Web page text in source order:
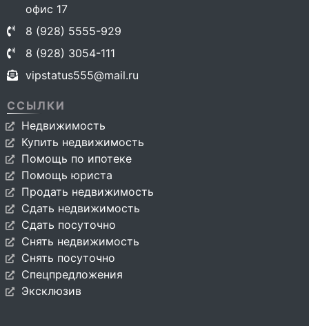
офис 17
8 (928) 5555-929
8 (928) 3054-111
vipstatus555@mail.ru
ССЫЛКИ
Недвижимость
Купить недвижимость
Помощь по ипотеке
Помощь юриста
Продать недвижимость
Сдать недвижимость
Сдать посуточно
Снять недвижимость
Снять посуточно
Спецпредложения
Эксклюзив